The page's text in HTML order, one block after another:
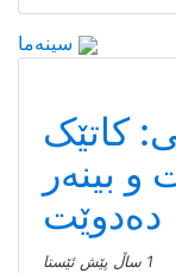
کاتێک
و بینەر
دەدوێت
1 ساڵ پێش ئێستا